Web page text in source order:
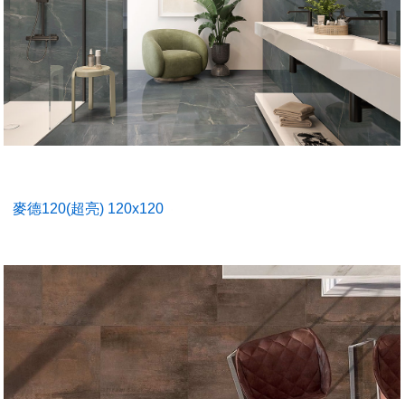
麥德120(超亮) 120x120